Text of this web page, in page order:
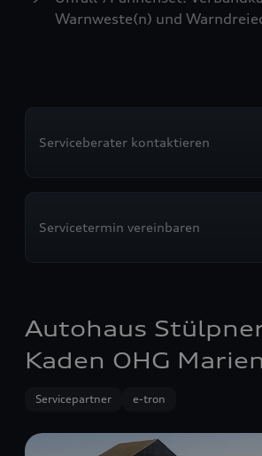
Warnweste(n) und
Serviceberater kontaktieren
Servicetermin vereinbaren
Autohaus
Kaden OHG
Servicepartner e-tron